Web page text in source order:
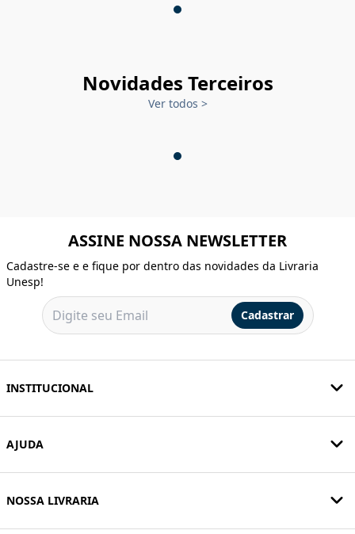
Novidades Terceiros
Ver todos >
ASSINE NOSSA NEWSLETTER
Cadastre-se e e fique por dentro das novidades da Livraria
Unesp!
Cadastrar
INSTITUCIONAL
AJUDA
NOSSA LIVRARIA